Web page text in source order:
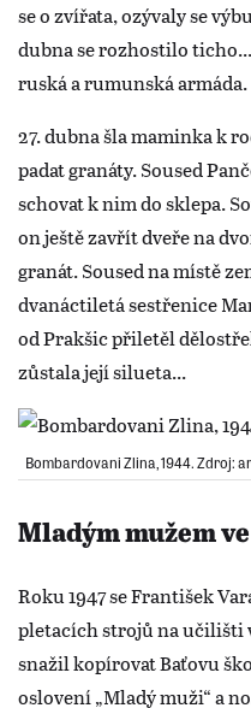
se o zvířata, ozývaly se
dubna se rozhostilo
ruská a rumunská armáda.
27. dubna šla maminka k
padat granáty. Soused
schovat k nim do sklepa.
on ještě zavřít dveře na
granát. Soused na místě
dvanáctiletá sestřenice
od Prakšic přiletěl
zůstala její silueta...
Bombardovani Zlina, 1944. Zdroj:
Mladým mužem
Roku 1947 se František
pletacích strojů na učilišti
snažil kopírovat Baťovu
oslovení „Mladý muži“ a